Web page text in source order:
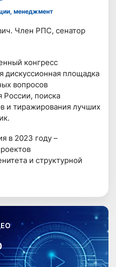
менеджмент
Член РПС, сенатор
конгресс
дискуссионная площадка
вопросов
России, поиска
и тиражирования лучших
в 2023 году –
и структурной